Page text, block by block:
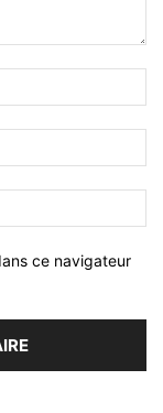
ce navigateur